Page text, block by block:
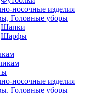
носочные изделия
Головные уборы
Шапки
Шарфы
носочные изделия
Головные уборы